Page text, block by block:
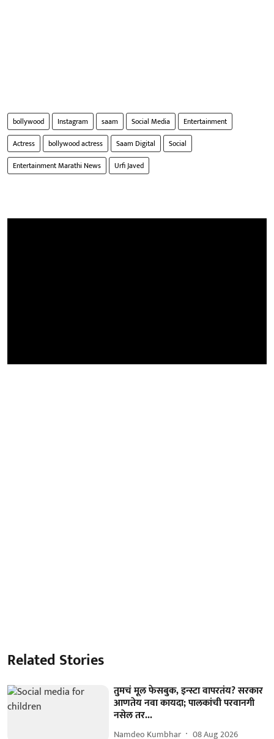
bollywood Instagram saam Social Media
Entertainment
Actress
bollywood actress Saam Digital
Social
Entertainment Marathi News
Urfi Javed
Related Stories
तुमचं मूल फेसबुक, इन्स्टा वापरतंय? सरकार
आणतेय नवा कायदा; पालकांची परवानगी
नसेल तर...
Namdeo Kumbhar 08 Aug 2026